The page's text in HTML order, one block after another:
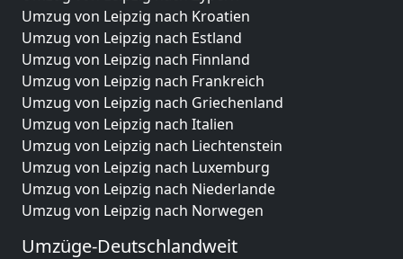
Umzug von Leipzig nach Kroatien
Umzug von Leipzig nach Estland
Umzug von Leipzig nach Finnland
Umzug von Leipzig nach Frankreich
Umzug von Leipzig nach Griechenland
Umzug von Leipzig nach Italien
Umzug von Leipzig nach Liechtenstein
Umzug von Leipzig nach Luxemburg
Umzug von Leipzig nach Niederlande
Umzug von Leipzig nach Norwegen
Umzüge-Deutschlandweit